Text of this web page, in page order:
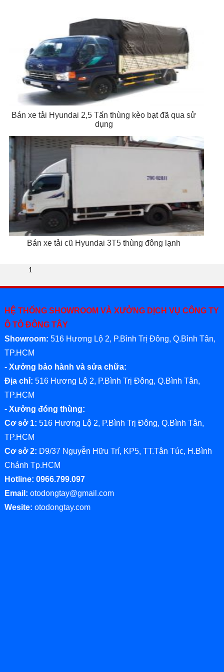
Bán xe tải Hyundai 2,5 Tấn thùng kèo bạt đã qua sử
dụng
Bán xe tải cũ Hyundai 3T5 thùng đông lạnh
1
HỆ THỐNG SHOWROOM VÀ XƯỞNG DỊCH VỤ CÔNG TY
Ô TÔ ĐÔNG TÂY
Showroom: 516 Hương Lộ 2, P.Bình Trị Đông, Q.Bình Tân,
TP.HCM
- Xưởng bảo hành và sửa chữa:
Địa chỉ: 516 Hương Lộ 2, P.Bình Trị Đông, Q.Bình Tân,
TP.HCM
- Xưởng đóng thùng:
Cơ sở 1: 516 Hương Lộ 2, P.Bình Trị Đông, Q.Bình Tân,
TP.HCM
Cơ sở 2: D9/37 Nguyễn Hữu Trí, KP5, TT.Tân Túc, H.Bình
Chánh Tp.HCM
Hotline: 0966.799.097
Email: otodongtay@gmail.com
Wesite: otodongtay.com